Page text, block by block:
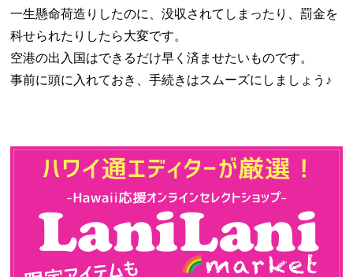
一生懸命荷造りしたのに、没収されてしまったり、罰金を
科せられたりしたら大変です。
空港の出入国はできるだけ早く済ませたいものです。
事前に頭に入れておき、手続きはスムーズにしましょう♪